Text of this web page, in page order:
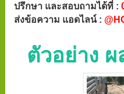
ปรึกษา และสอบถามได้ที่ :
ส่งข้อความ แอดไลน์ :
ตัวอย่าง ผ